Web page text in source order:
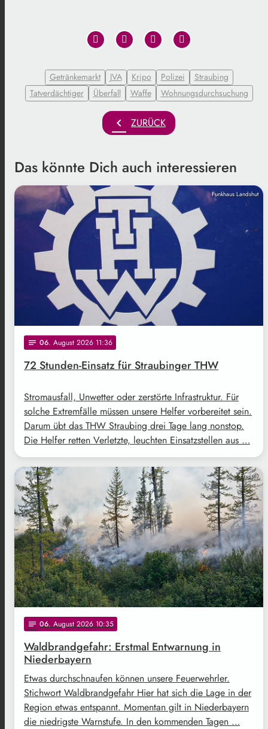
Getränkemarkt JVA Kripo Polizei
Straubing
Tatverdächtiger
Überfall Waffe Wohnungsdurchsuchung
chevron_left ZURÜCK
Das könnte Dich auch interessieren
Funkhaus Landshut
notes 06. August 2026 11:36
72 Stunden-Einsatz für Straubinger THW
Stromausfall, Unwetter oder zerstörte Infrastruktur. Für
solche Extremfälle müssen unsere Helfer vorbereitet sein.
Darum übt das THW Straubing drei Tage lang nonstop.
Die Helfer retten Verletzte, leuchten Einsatzstellen aus …
Freepik
notes 06. August 2026 10:35
Waldbrandgefahr: Erstmal Entwarnung in
Niederbayern
Etwas durchschnaufen können unsere Feuerwehrler.
Stichwort Waldbrandgefahr Hier hat sich die Lage in der
Region etwas entspannt. Momentan gilt in Niederbayern
die niedrigste Warnstufe. In den kommenden Tagen …